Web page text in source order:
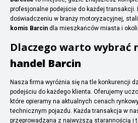
profesjonalne podejście do każdej transakcji.
doświadczeniu w branży motoryzacyjnej,
komis Barcin dla mieszkańców miasta i
Dlaczego warto wybrać
handel Barcin
Nasza firma wyróżnia się na tle konkurencji
podejściu do każdego klienta. Oferujemy
które opieramy na aktualnych cenach
technicznym pojazdu. Każda transakcja w
przeprowadzana z najwyższą starannością i